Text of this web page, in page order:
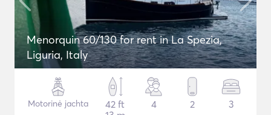
Menorquin 60/130 for rent in La Spezia,
Liguria, Italy
Motorinė jachta
42 ft
4 2 3